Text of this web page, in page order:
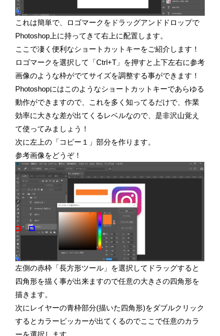
これは簡単で、ロゴマークをドラッグアンドドロップで
Photoshop上に持ってきて右上に配置します。
ここで凄く便利なショートカットキーをご紹介します！
ロゴマークを選択して「Ctrl+T」を押すと上下左右に参考
画像のような枠がでてサイズを調整する事ができます！
Photoshopにはこのようなショートカットキーであらゆる
動作ができますので、これを多く知ってるだけで、作業
効率に大きな差が出てくるレベルなので、是非沢山覚え
て使ってみましょう！
次に左上の「コピー１」部分を作ります。
参考画像をどうぞ！
左側の赤枠「長方形ツール」を選択してドラッグすると
四角形を描く事が出来ますので任意の大きさの四角形を
描きます。
次にレイヤーの青枠部分(描いた四角形)をダブルクリック
するとカラーピッカーが出てくるのでここで任意のカラ